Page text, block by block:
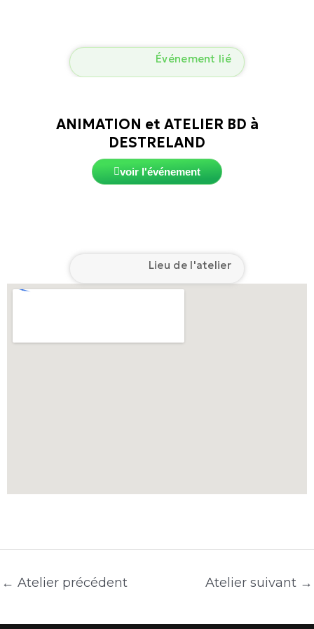
Événement lié
ANIMATION et ATELIER BD à
DESTRELAND
voir l'événement
Lieu de l'atelier
← Atelier précédent Atelier suivant →